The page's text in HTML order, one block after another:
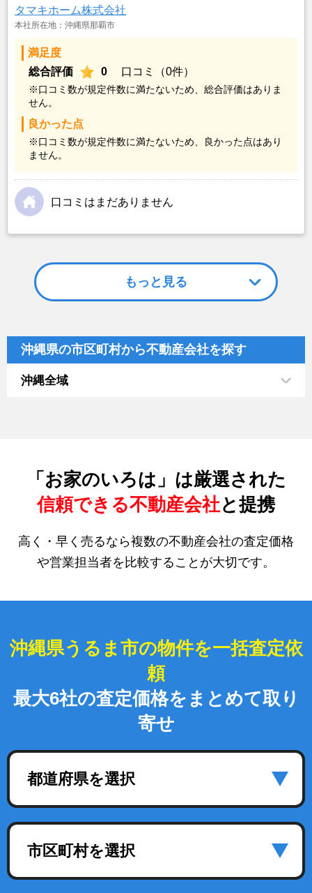
タマキホーム株式会社
本社所在地：沖縄県那覇市
満足度
総合評価
0 口コミ（0件）
※口コミ数が規定件数に満たないため、総合評価はありま
せん。
良かった点
※口コミ数が規定件数に満たないため、良かった点はあり
ません。
口コミはまだありません
もっと見る
沖縄県の市区町村から不動産会社を探す
沖縄全域
「お家のいろは」は厳選された
信頼できる不動産会社と提携
高く・早く売るなら複数の不動産会社の査定価格
や営業担当者を比較することが大切です。
沖縄県うるま市の物件を一括査定依
頼
最大6社の査定価格をまとめて取り
寄せ
都道府県を選択
市区町村を選択